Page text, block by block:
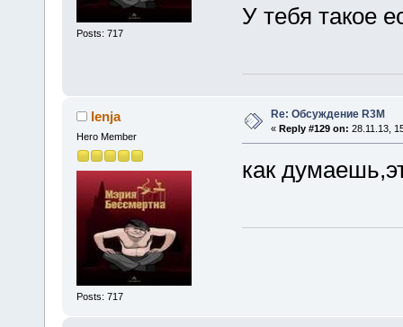
Posts: 717
У тебя такое
lenja
Hero Member
Posts: 717
Re: Обсуждение R3M
« Reply #129 on: 28.11.13,
как